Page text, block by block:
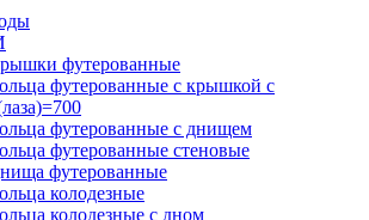
футерованные
футерованные с крышкой с
футерованные с днищем
футерованные стеновые
футерованные
колодезные
колодезные с дном